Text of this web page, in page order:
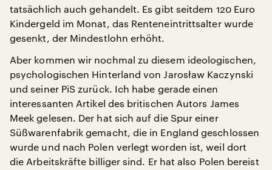
tatsächlich auch gehandelt. Es gibt seitdem 120 Euro
Kindergeld im Monat, das Renteneintrittsalter wurde
gesenkt, der Mindestlohn erhöht.
Aber kommen wir nochmal zu diesem ideologischen,
psychologischen Hinterland von Jarosław Kaczynski
und seiner PiS zurück. Ich habe gerade einen
interessanten Artikel des britischen Autors James
Meek gelesen. Der hat sich auf die Spur einer
Süßwarenfabrik gemacht, die in England geschlossen
wurde und nach Polen verlegt worden ist, weil dort
die Arbeitskräfte billiger sind. Er hat also Polen bereist